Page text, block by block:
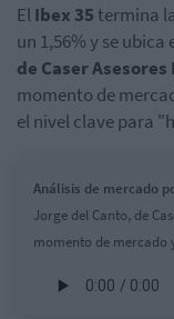
ElIbex 35termina
un 1,56% y se ubica
de Caser
momento de
el nivel clave para
Análisis de mercado
Jorge del Canto, de
momento de mercado